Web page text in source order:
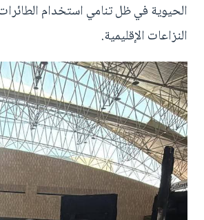
الحيوية في ظل تنامي استخدام
النزاعات الإقليمية.